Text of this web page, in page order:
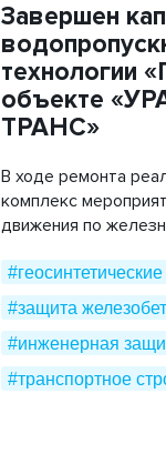
Завершен
технологии
объекте
ТРАНС»
В ходе ремонта
комплекс
движения по
#защита
#инженерная
#транспортное